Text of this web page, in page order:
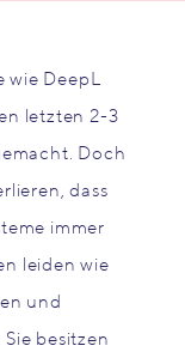
wie DeepL
letzten 2-3
Doch
dass
immer
leiden wie
und
besitzen